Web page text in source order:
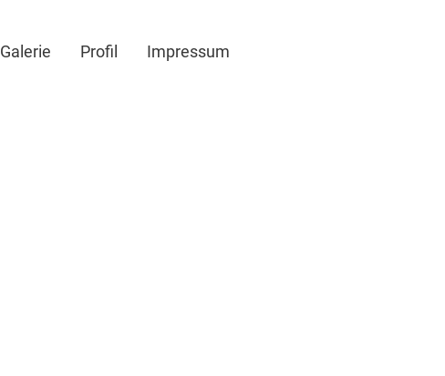
Galerie Profil Impressum